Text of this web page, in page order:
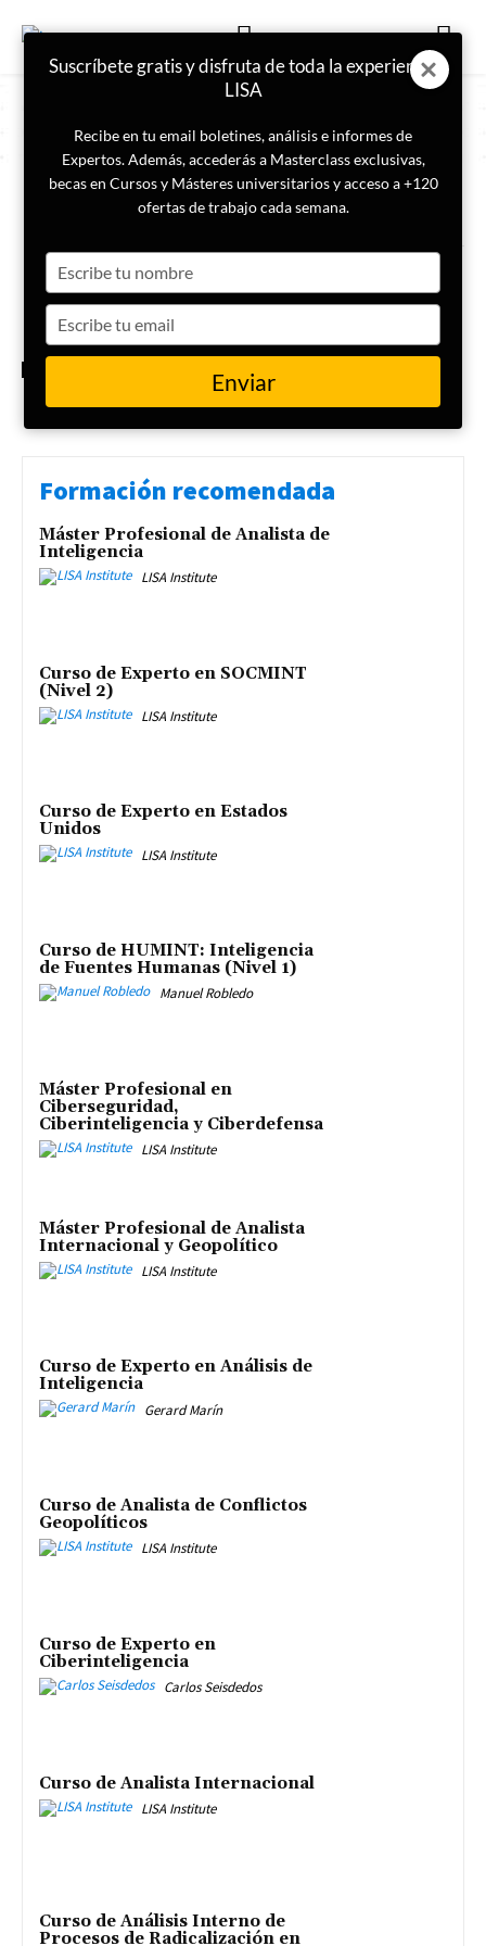
ETIQUETA
elecciones en Chile
Próximas elecciones en Chile:
¿qué revelan sobre el
panorama político y su impacto
en la región?
Formación recomendada
Máster Profesional de Analista de
Inteligencia
LISA Institute
Curso de Experto en SOCMINT
(Nivel 2)
LISA Institute
Curso de Experto en Estados
Unidos
LISA Institute
Curso de HUMINT: Inteligencia
de Fuentes Humanas (Nivel 1)
Manuel Robledo
Máster Profesional en
Ciberseguridad,
Ciberinteligencia y Ciberdefensa
LISA Institute
Máster Profesional de Analista
Internacional y Geopolítico
LISA Institute
Curso de Experto en Análisis de
Inteligencia
Gerard Marín
Curso de Analista de Conflictos
Geopolíticos
LISA Institute
Curso de Experto en
Ciberinteligencia
Carlos Seisdedos
Curso de Analista Internacional
LISA Institute
Curso de Análisis Interno de
Procesos de Radicalización en
Suscríbete gratis y disfruta de toda la experiencia
LISA
Recibe en tu email boletines, análisis e informes de
Expertos. Además, accederás a Masterclass exclusivas,
becas en Cursos y Másteres universitarios y acceso a +120
ofertas de trabajo cada semana.
your
name
your
email
Enviar